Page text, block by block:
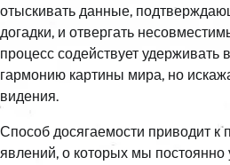
отыскивать данные,
догадки, и отвергать
процесс содействует удерживать
гармонию картины мира, но
видения.
Способ досягаемости приводит к
явлений, о которых мы постоянно